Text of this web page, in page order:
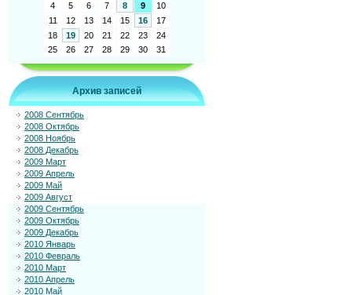
4
5 6 7 8 9
10
11
12 13 14 15 16
17
18
19 20 21 22 23
24
25
26 27 28 29 30 31
Архив записей
2008 Сентябрь
2008 Октябрь
2008 Ноябрь
2008 Декабрь
2009 Март
2009 Апрель
2009 Май
2009 Август
2009 Сентябрь
2009 Октябрь
2009 Декабрь
2010 Январь
2010 Февраль
2010 Март
2010 Апрель
2010 Май